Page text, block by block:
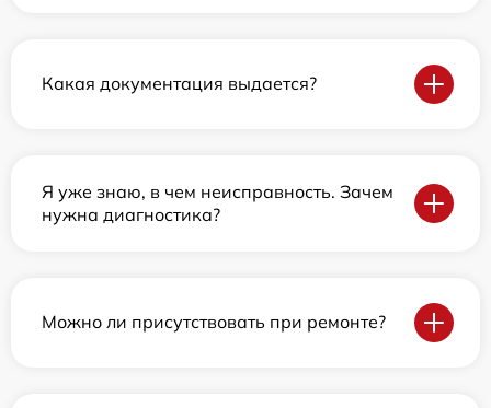
Какая документация выдается?
Я уже знаю, в чем неисправность. Зачем
нужна диагностика?
Можно ли присутствовать при ремонте?